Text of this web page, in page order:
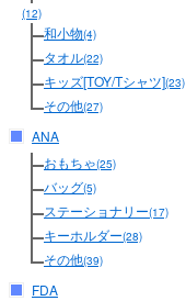
(12)
和小物(4)
タオル(22)
キッズ[TOY/Tシャツ](23)
その他(27)
ANA
おもちゃ(25)
バッグ(5)
ステーショナリー(17)
キーホルダー(28)
その他(39)
FDA